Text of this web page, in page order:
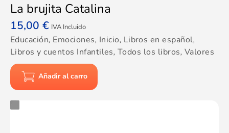
La brujita Catalina
15,00 € IVA Incluido
Educación, Emociones, Inicio, Libros en español,
Libros y cuentos Infantiles, Todos los libros, Valores
Añadir al carro